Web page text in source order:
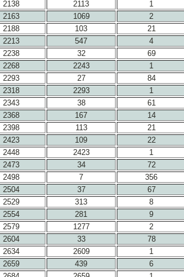
2138 2113 1
2163 1069 2
2188 103 21
2213 547 4
2238 32 69
2268 2243 1
2293 27 84
2318 2293 1
2343 38 61
2368 167 14
2398 113 21
2423 109 22
2448 2423 1
2473 34 72
2498 7 356
2504 37 67
2529 313 8
2554 281 9
2579 1277 2
2604 33 78
2634 2609 1
2659 439 6